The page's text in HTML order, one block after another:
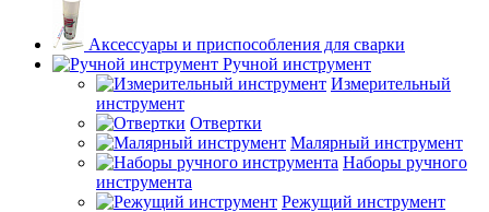
Аксессуары и приспособления для сварки
Ручной инструмент
Измерительный
инструмент
Отвертки
Малярный инструмент
Наборы ручного
инструмента
Режущий инструмент